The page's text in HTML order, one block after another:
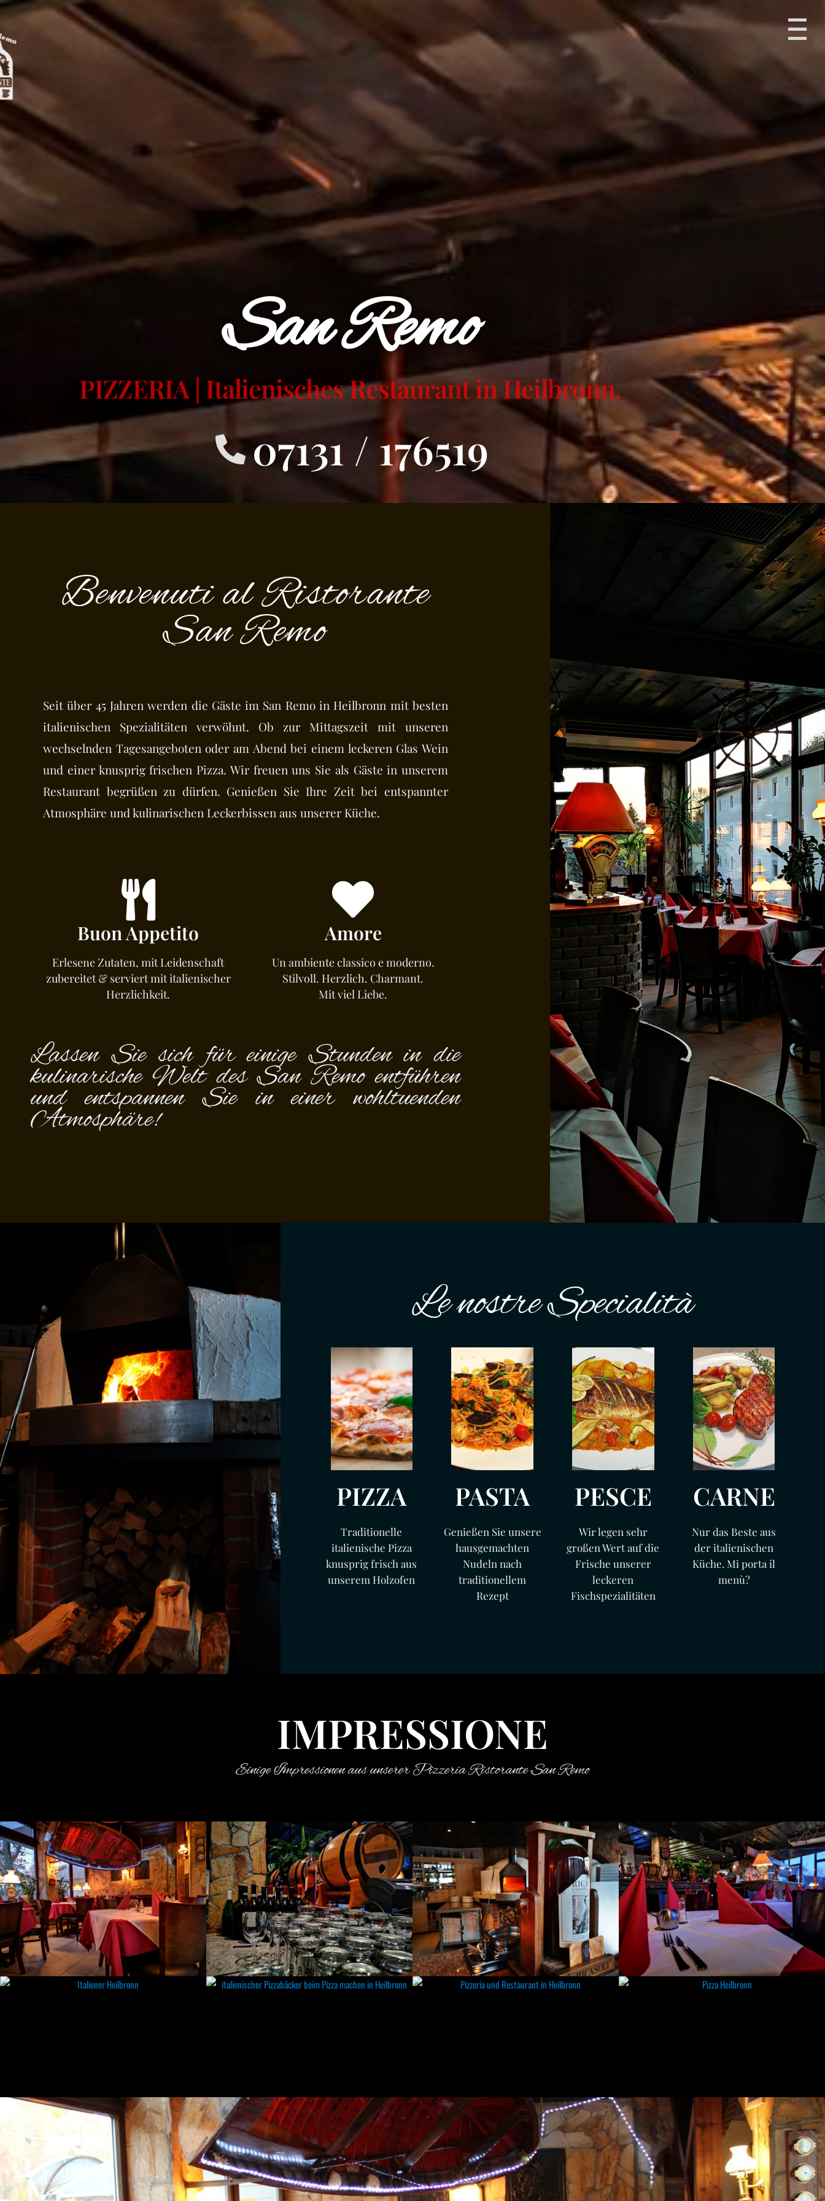
San Remo
PIZZERIA | Italienisches Restaurant in Heilbronn.
07131 / 176519
Benvenuti al Ristorante
San Remo
Seit über 45 Jahren werden die Gäste im San Remo in Heilbronn mit besten
italienischen Spezialitäten verwöhnt. Ob zur Mittagszeit mit unseren
wechselnden Tagesangeboten oder am Abend bei einem leckeren Glas Wein
und einer knusprig frischen Pizza. Wir freuen uns Sie als Gäste in unserem
Restaurant begrüßen zu dürfen. Genießen Sie Ihre Zeit bei entspannter
Atmosphäre und kulinarischen Leckerbissen aus unserer Küche.
Buon Appetito
Erlesene Zutaten, mit Leidenschaft
zubereitet & serviert mit italienischer
Herzlichkeit.
Amore
Un ambiente classico e moderno.
Stilvoll. Herzlich. Charmant.
Mit viel Liebe.
Lassen Sie sich für einige Stunden in die
kulinarische Welt des San Remo entführen
und entspannen Sie in einer wohltuenden
Atmosphäre!
Le nostre Specialità
PIZZA
Traditionelle
italienische Pizza
knusprig frisch aus
unserem Holzofen
PASTA
Genießen Sie unsere
hausgemachten
Nudeln nach
traditionellem
Rezept
PESCE
Wir legen sehr
großen Wert auf die
Frische unserer
leckeren
Fischspezialitäten
CARNE
Nur das Beste aus
der italienischen
Küche. Mi porta il
menù?
IMPRESSIONE
Einige Impressionen aus unserer Pizzeria Ristorante San Remo